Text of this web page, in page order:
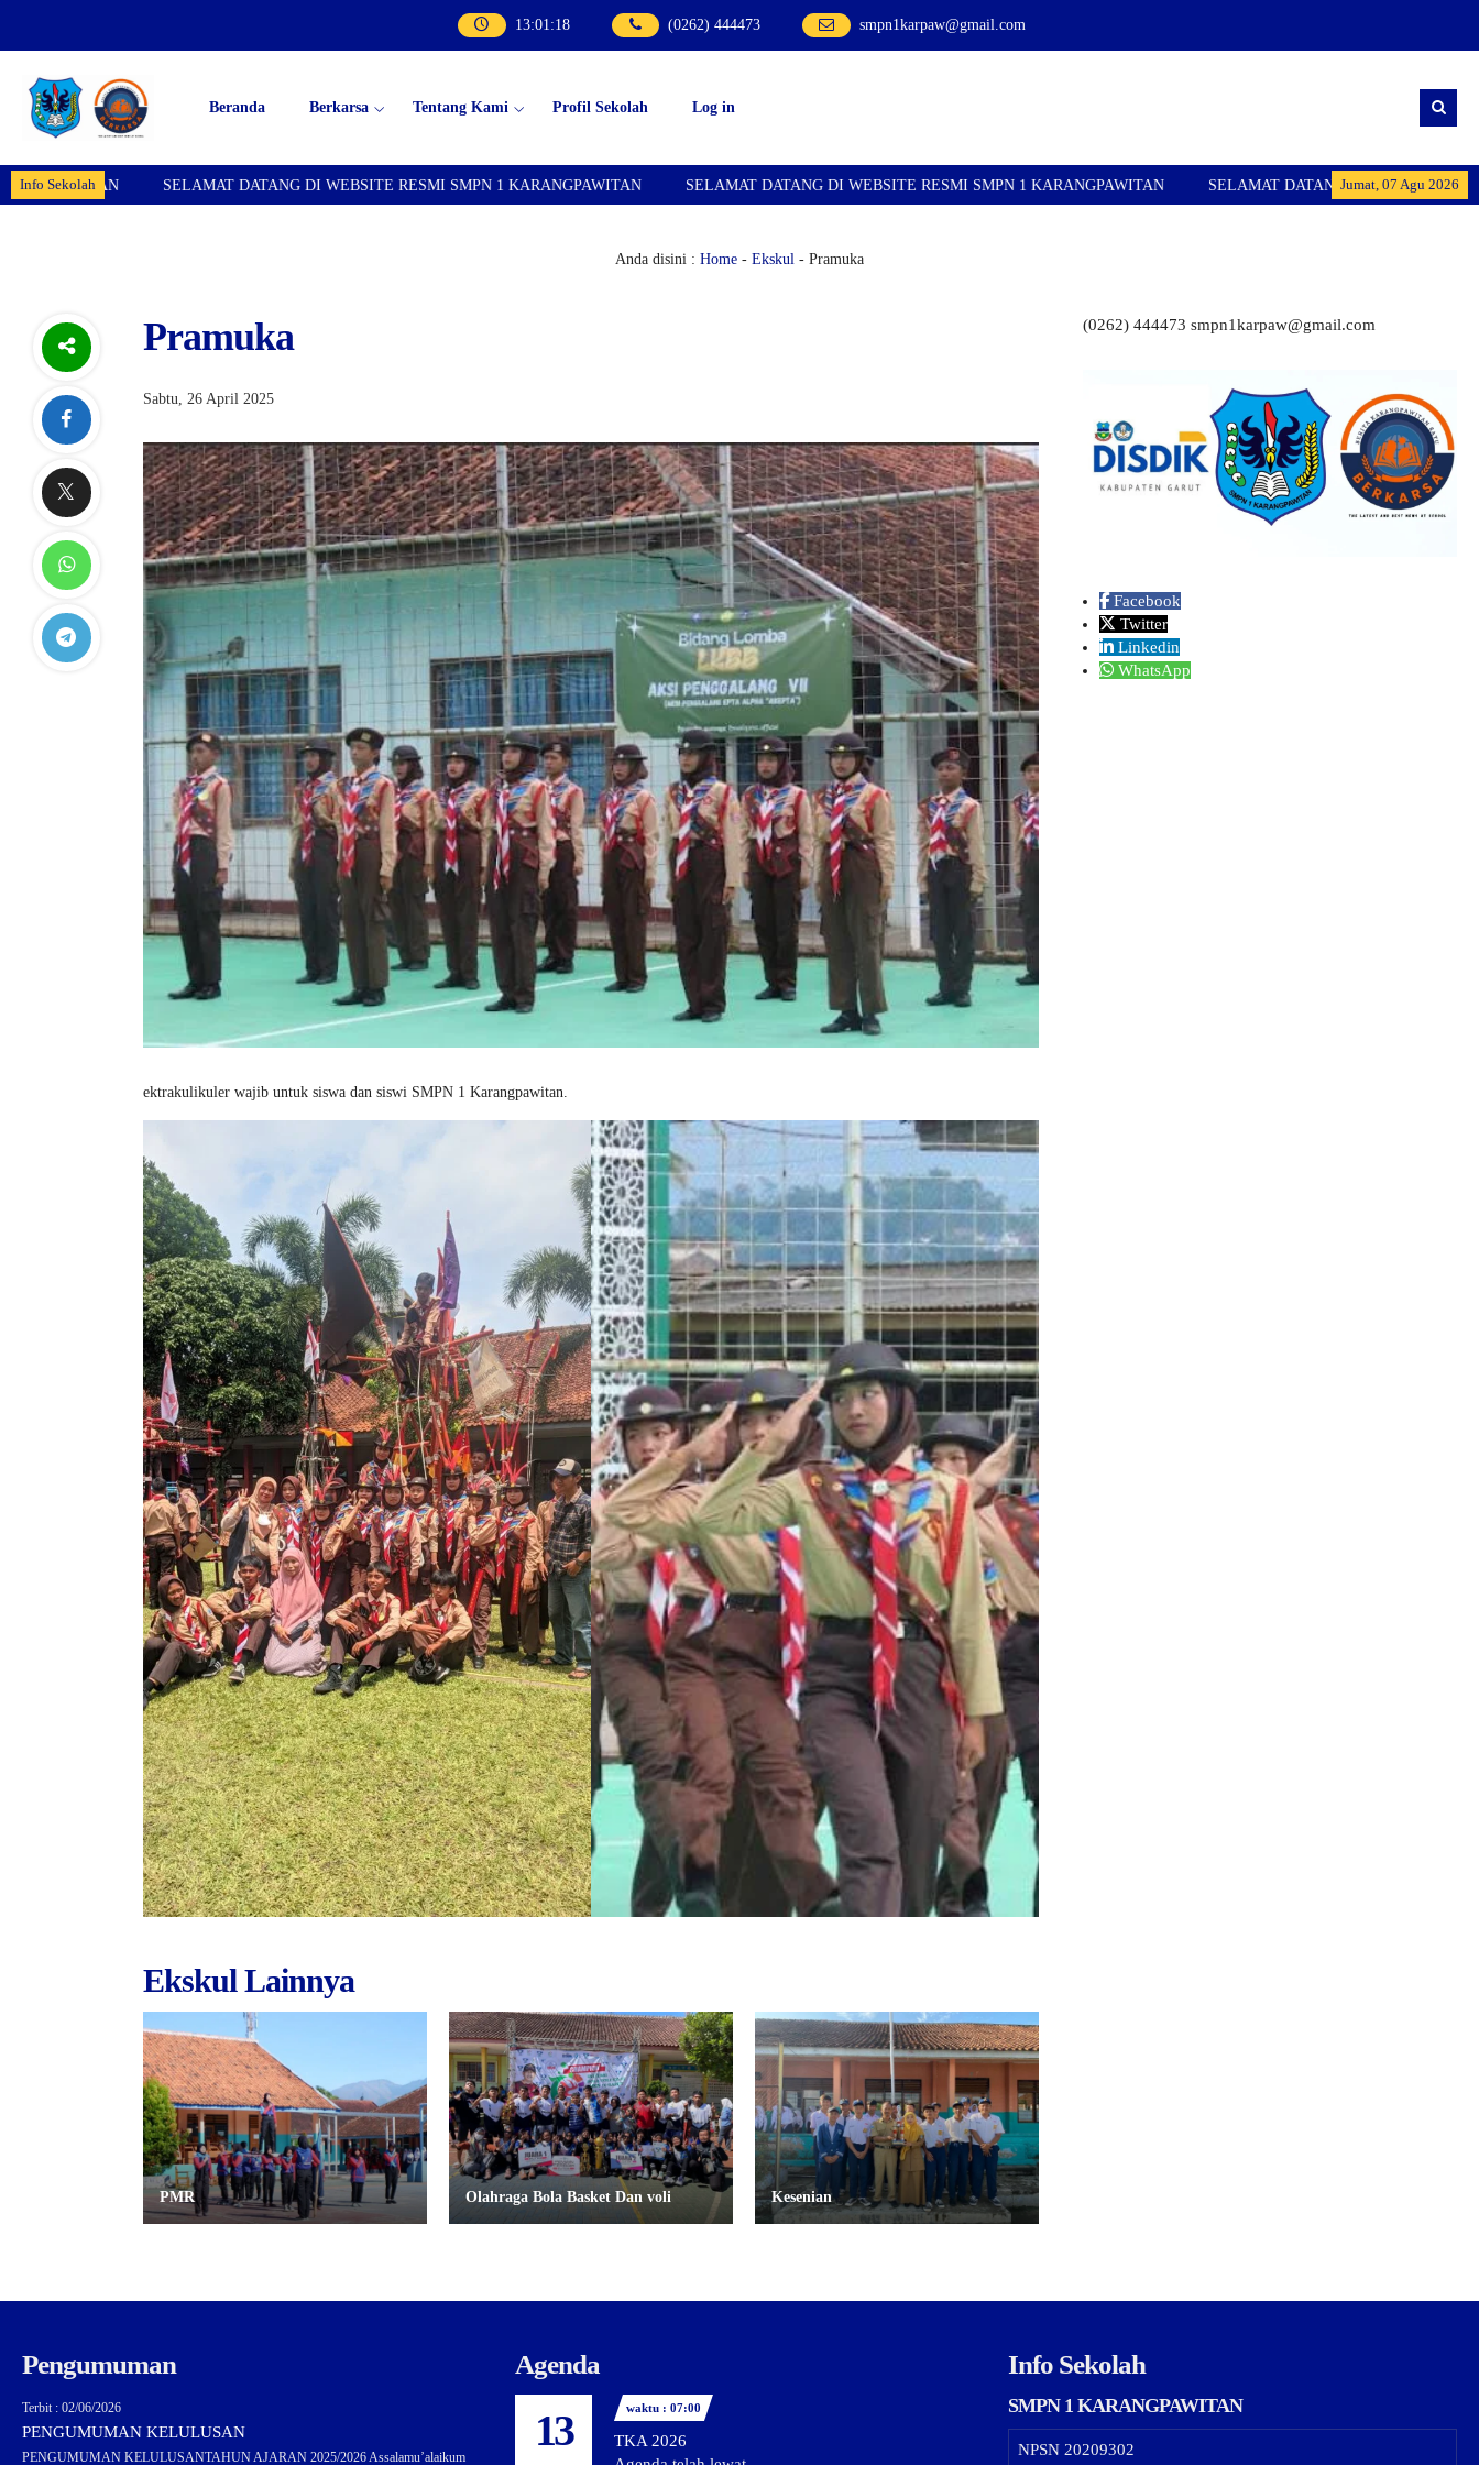
13:01:19 (0262) 444473 smpn1karpaw@gmail.com
Beranda Berkarsa Tentang Kami Profil Sekolah Log in
Info Sekolah Jumat, 07 Agu 2026
SELAMAT DATANG DI WEBSITE RESMI SMPN 1 KARANGPAWITAN SELAMAT DATANG DI WEBSITE RESMI SMPN 1 KARANGPAWITAN SELAMAT DATANG DI WEBSITE RESMI SMPN 1
Anda disini : Home - Ekskul - Pramuka
Pramuka
Sabtu, 26 April 2025
ektrakulikuler wajib untuk siswa dan siswi SMPN 1 Karangpawitan.
Ekskul Lainnya
PMR Olahraga Bola Basket Dan voli Kesenian
(0262) 444473 smpn1karpaw@gmail.com
Facebook
Twitter
Linkedin
WhatsApp
Pengumuman
Terbit : 02/06/2026
PENGUMUMAN KELULUSAN
PENGUMUMAN KELULUSANTAHUN AJARAN 2025/2026 Assalamu’alaikum
Agenda
13 waktu : 07:00
TKA 2026
Info Sekolah
SMPN 1 KARANGPAWITAN
NPSN 20209302